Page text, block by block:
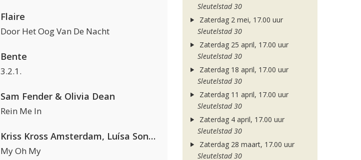
Flaire
Door Het Oog Van De Nacht
Bente
3.2.1.
Sam Fender & Olivia Dean
Rein Me In
Kriss Kross Amsterdam, Luísa Sonza & Willy William
My Oh My
Sleutelstad 30
Zaterdag 2 mei, 17.00 uur
Sleutelstad 30
Zaterdag 25 april, 17.00 uur
Sleutelstad 30
Zaterdag 18 april, 17.00 uur
Sleutelstad 30
Zaterdag 11 april, 17.00 uur
Sleutelstad 30
Zaterdag 4 april, 17.00 uur
Sleutelstad 30
Zaterdag 28 maart, 17.00 uur
Sleutelstad 30